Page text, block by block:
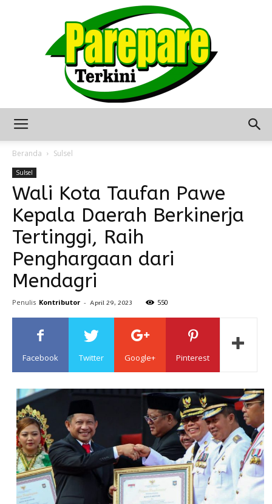
Terkini
Seputar
Sulawesi
Beranda Sulsel
Sulsel
Wali Kota Taufan Pawe
Kepala Daerah Berkinerja
Tertinggi, Raih
Penghargaan dari
Mendagri
Penulis Kontributor - April 29, 2023 550
Facebook Twitter Google+ Pinterest